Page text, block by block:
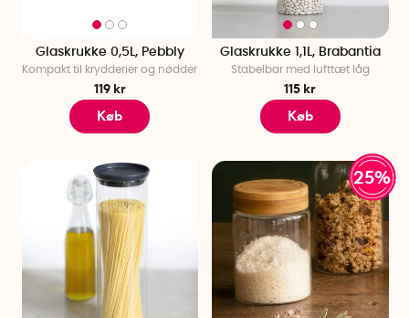
Glaskrukke 0,5L, Pebbly
Kompakt til krydderier og nødder
119 kr
Køb
Glaskrukke 1,1L, Brabantia
Stabelbar med lufttæt låg
115 kr
Køb
25%